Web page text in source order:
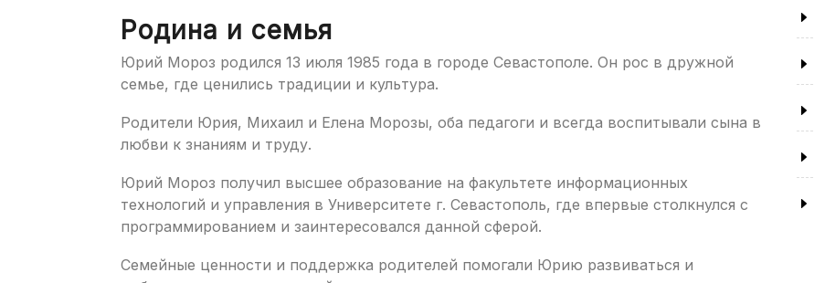
Родина и семья
Юрий Мороз родился 13 июля 1985 года в городе Севастополе. Он рос в дружной
семье, где ценились традиции и культура.
Родители Юрия, Михаил и Елена Морозы, оба педагоги и всегда воспитывали сына в
любви к знаниям и труду.
Юрий Мороз получил высшее образование на факультете информационных
технологий и управления в Университете г. Севастополь, где впервые столкнулся с
программированием и заинтересовался данной сферой.
Семейные ценности и поддержка родителей помогали Юрию развиваться и